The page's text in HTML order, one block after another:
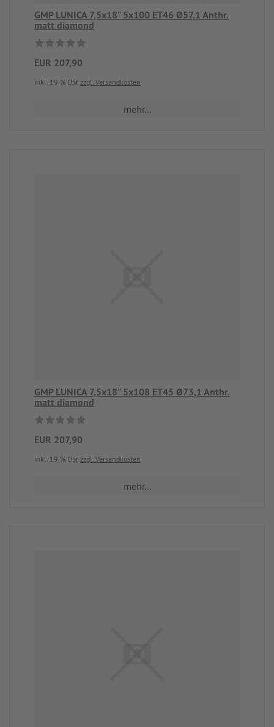
GMP LUNICA 7,5x18" 5x100 ET46 Ø57,1 Anthr.
matt diamond
EUR 207,90
inkl. 19 % USt zzgl. Versandkosten
mehr...
GMP LUNICA 7,5x18" 5x108 ET45 Ø73,1 Anthr.
matt diamond
EUR 207,90
inkl. 19 % USt zzgl. Versandkosten
mehr...